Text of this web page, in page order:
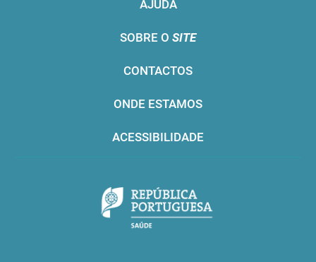
AJUDA
SOBRE O SITE
CONTACTOS
ONDE ESTAMOS
ACESSIBILIDADE